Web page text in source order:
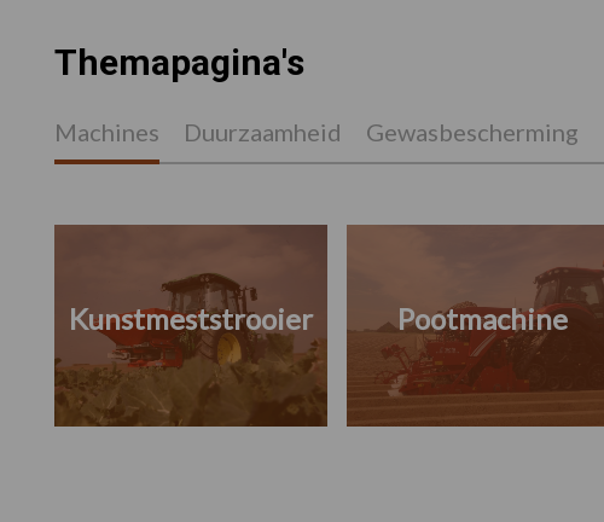
Themapagina's
Machines Duurzaamheid Gewasbescherming
Kunstmeststrooier Pootmachine